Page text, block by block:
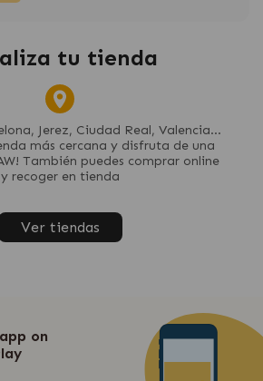
tu tienda
Jerez, Ciudad Real, Valencia...
más cercana y disfruta de una
También puedes comprar online
y recoger en tienda
Ver tiendas
on